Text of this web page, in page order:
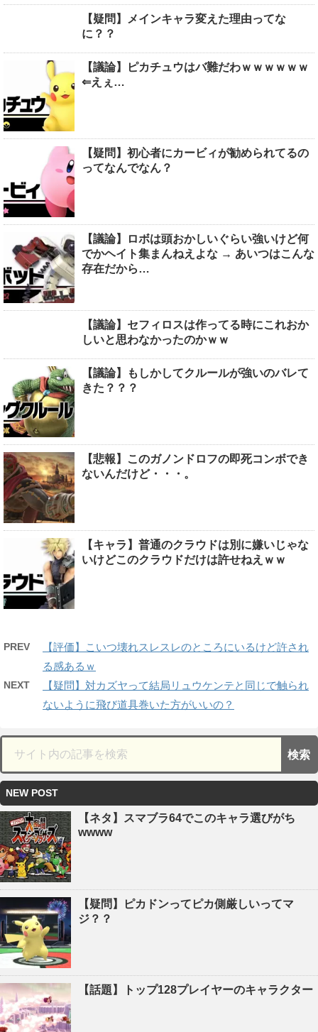
【疑問】メインキャラ変えた理由ってな
に？？
【議論】ピカチュウはバ難だわｗｗｗｗｗｗ
⇐えぇ…
【疑問】初心者にカービィが勧められてるの
ってなんでなん？
【議論】ロボは頭おかしいぐらい強いけど何
でかヘイト集まんねえよな → あいつはこんな
存在だから…
【議論】セフィロスは作ってる時にこれおか
しいと思わなかったのかｗｗ
【議論】もしかしてクルールが強いのバレて
きた？？？
【悲報】このガノンドロフの即死コンボでき
ないんだけど・・・。
【キャラ】普通のクラウドは別に嫌いじゃな
いけどこのクラウドだけは許せねえｗｗ
PREV
【評価】こいつ壊れスレスレのところにいるけど許され
る感あるｗ
NEXT
【疑問】対カズヤって結局リュウケンテと同じで触られ
ないように飛び道具巻いた方がいいの？
NEW POST
【ネタ】スマブラ64でこのキャラ選びがち
wwww
【疑問】ピカドンってピカ側厳しいってマ
ジ？？
【話題】トップ128プレイヤーのキャラクター